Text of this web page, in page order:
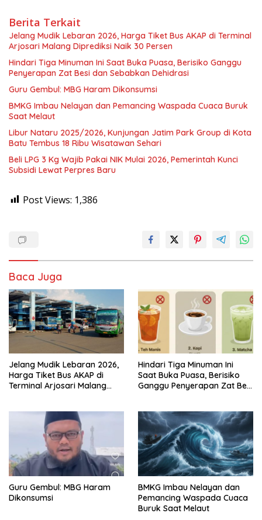
Berita Terkait
Jelang Mudik Lebaran 2026, Harga Tiket Bus AKAP di Terminal
Arjosari Malang Diprediksi Naik 30 Persen
Hindari Tiga Minuman Ini Saat Buka Puasa, Berisiko Ganggu
Penyerapan Zat Besi dan Sebabkan Dehidrasi
Guru Gembul: MBG Haram Dikonsumsi
BMKG Imbau Nelayan dan Pemancing Waspada Cuaca Buruk
Saat Melaut
Libur Nataru 2025/2026, Kunjungan Jatim Park Group di Kota
Batu Tembus 18 Ribu Wisatawan Sehari
Beli LPG 3 Kg Wajib Pakai NIK Mulai 2026, Pemerintah Kunci
Subsidi Lewat Perpres Baru
Post Views: 1,386
Baca Juga
Jelang Mudik Lebaran 2026,
Harga Tiket Bus AKAP di
Terminal Arjosari Malang
Hindari Tiga Minuman Ini
Saat Buka Puasa, Berisiko
Ganggu Penyerapan Zat Besi
Guru Gembul: MBG Haram
Dikonsumsi
BMKG Imbau Nelayan dan
Pemancing Waspada Cuaca
Buruk Saat Melaut